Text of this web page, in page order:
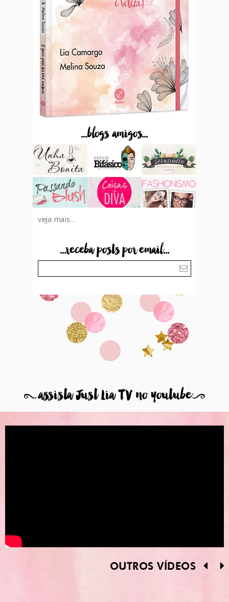
...blogs amigos...
veja mais...
...receba posts por email...
8assista Just Lia TV no youtube9
OUTROS VÍDEOS